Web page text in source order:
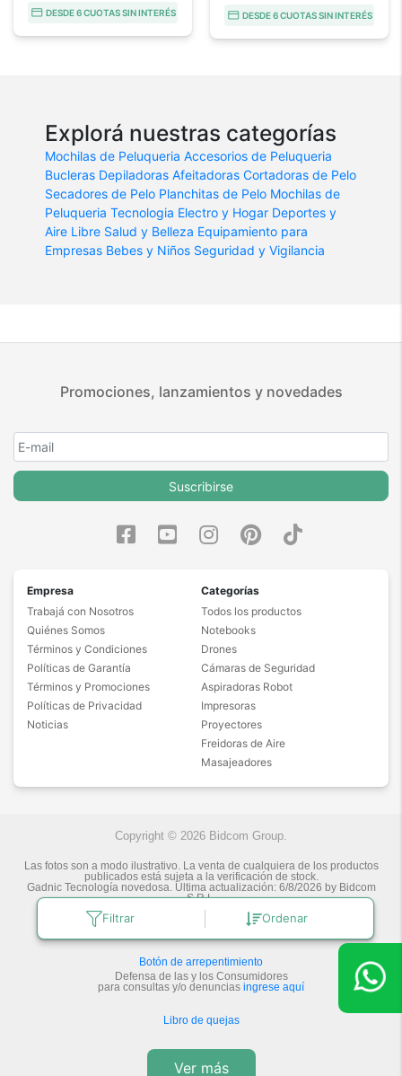
Filtrar Ordenar
DESDE 6 CUOTAS SIN INTERÉS DESDE 6 CUOTAS SIN INTERÉS
Explorá nuestras categorías
Mochilas de Peluqueria Accesorios de Peluqueria
Bucleras Depiladoras Afeitadoras Cortadoras de Pelo
Secadores de Pelo Planchitas de Pelo Mochilas de
Peluqueria Tecnologia Electro y Hogar Deportes y
Aire Libre Salud y Belleza Equipamiento para
Empresas Bebes y Niños Seguridad y Vigilancia
Promociones, lanzamientos y novedades
Suscribirse
Empresa
Trabajá con Nosotros
Quiénes Somos
Términos y Condiciones
Políticas de Garantía
Términos y Promociones
Políticas de Privacidad
Noticias
Categorías
Todos los productos
Notebooks
Drones
Cámaras de Seguridad
Aspiradoras Robot
Impresoras
Proyectores
Freidoras de Aire
Masajeadores
Copyright © 2026 Bidcom Group.
Las fotos son a modo ilustrativo. La venta de cualquiera de los productos
publicados está sujeta a la verificación de stock.
Gadnic Tecnología novedosa.Última actualización: 6/8/2026 by Bidcom
S.R.L.
Botón de arrepentimiento
Defensa de las y los Consumidores
para consultas y/o denuncias ingrese aquí
Libro de quejas
Ver más